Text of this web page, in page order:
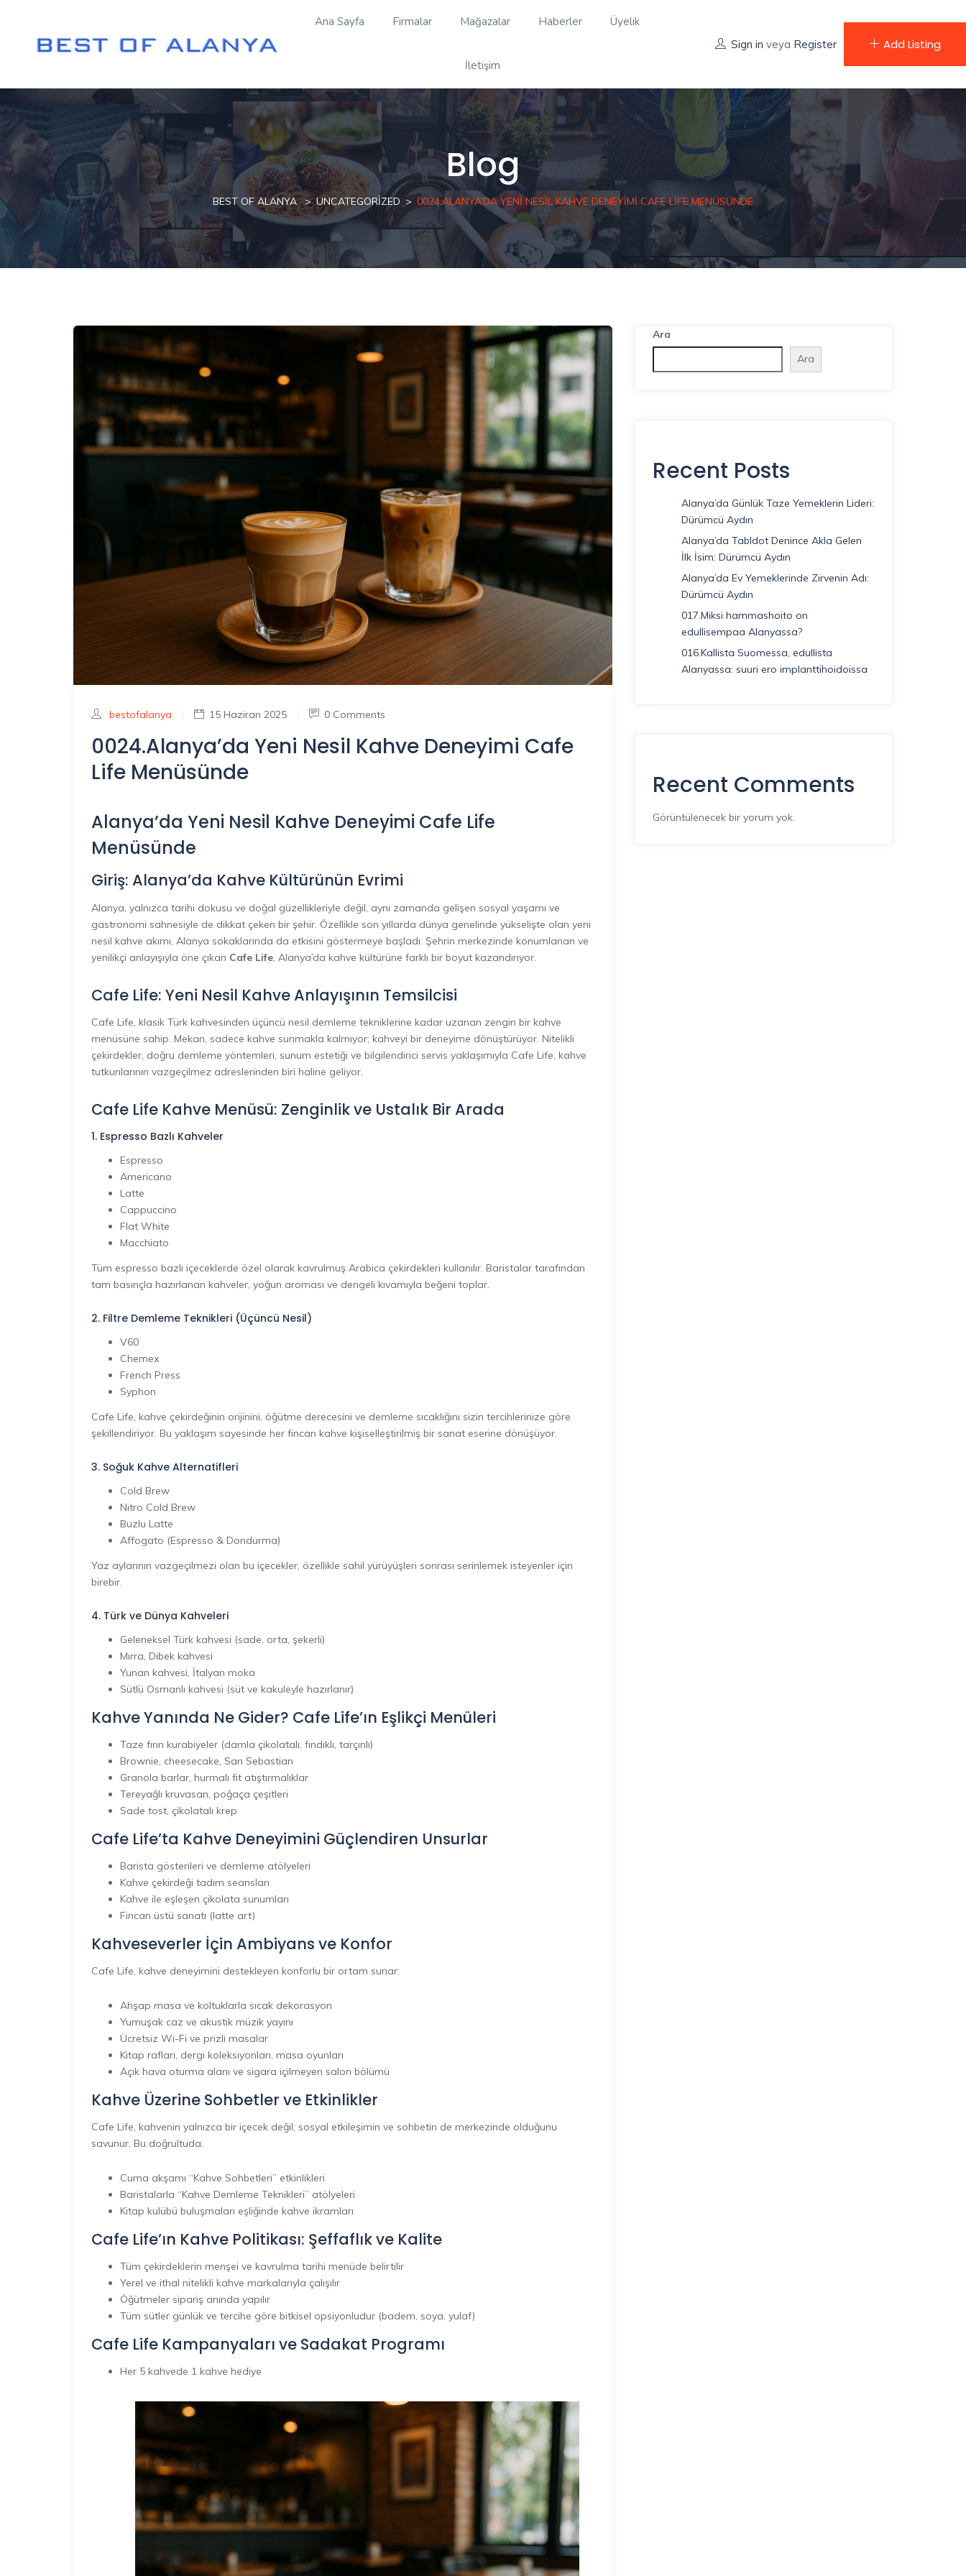
Ana Sayfa Firmalar Mağazalar Haberler Üyelik
İletişim
Sign in veya Register Add Listing
Blog
BEST OF ALANYA UNCATEGORIZED 0024.ALANYA’DA YENI NESIL KAHVE DENEYIMI CAFE LIFE MENÜSÜNDE
bestofalanya 15 Haziran 2025 0 Comments
0024.Alanya’da Yeni Nesil Kahve Deneyimi Cafe
Life Menüsünde
Alanya’da Yeni Nesil Kahve Deneyimi Cafe Life
Menüsünde
Giriş: Alanya’da Kahve Kültürünün Evrimi
Alanya, yalnızca tarihi dokusu ve doğal güzellikleriyle değil, aynı zamanda gelişen sosyal yaşamı ve
gastronomi sahnesiyle de dikkat çeken bir şehir. Özellikle son yıllarda dünya genelinde yükselişte olan yeni
nesil kahve akımı, Alanya sokaklarında da etkisini göstermeye başladı. Şehrin merkezinde konumlanan ve
yenilikçi anlayışıyla öne çıkan Cafe Life, Alanya’da kahve kültürüne farklı bir boyut kazandırıyor.
Cafe Life: Yeni Nesil Kahve Anlayışının Temsilcisi
Cafe Life, klasik Türk kahvesinden üçüncü nesil demleme tekniklerine kadar uzanan zengin bir kahve
menüsüne sahip. Mekan, sadece kahve sunmakla kalmıyor; kahveyi bir deneyime dönüştürüyor. Nitelikli
çekirdekler, doğru demleme yöntemleri, sunum estetiği ve bilgilendirici servis yaklaşımıyla Cafe Life, kahve
tutkunlarının vazgeçilmez adreslerinden biri haline geliyor.
Cafe Life Kahve Menüsü: Zenginlik ve Ustalık Bir Arada
1. Espresso Bazlı Kahveler
Espresso
Americano
Latte
Cappuccino
Flat White
Macchiato
Tüm espresso bazlı içeceklerde özel olarak kavrulmuş Arabica çekirdekleri kullanılır. Baristalar tarafından
tam basınçla hazırlanan kahveler, yoğun aroması ve dengeli kıvamıyla beğeni toplar.
2. Filtre Demleme Teknikleri (Üçüncü Nesil)
V60
Chemex
French Press
Syphon
Cafe Life, kahve çekirdeğinin orijinini, öğütme derecesini ve demleme sıcaklığını sizin tercihlerinize göre
şekillendiriyor. Bu yaklaşım sayesinde her fincan kahve kişiselleştirilmiş bir sanat eserine dönüşüyor.
3. Soğuk Kahve Alternatifleri
Cold Brew
Nitro Cold Brew
Buzlu Latte
Affogato (Espresso & Dondurma)
Yaz aylarının vazgeçilmezi olan bu içecekler, özellikle sahil yürüyüşleri sonrası serinlemek isteyenler için
birebir.
4. Türk ve Dünya Kahveleri
Geleneksel Türk kahvesi (sade, orta, şekerli)
Mırra, Dibek kahvesi
Yunan kahvesi, İtalyan moka
Sütlü Osmanlı kahvesi (süt ve kakuleyle hazırlanır)
Kahve Yanında Ne Gider? Cafe Life’ın Eşlikçi Menüleri
Taze fırın kurabiyeler (damla çikolatalı, fındıklı, tarçınlı)
Brownie, cheesecake, San Sebastian
Granola barlar, hurmalı fit atıştırmalıklar
Tereyağlı kruvasan, poğaça çeşitleri
Sade tost, çikolatalı krep
Cafe Life’ta Kahve Deneyimini Güçlendiren Unsurlar
Barista gösterileri ve demleme atölyeleri
Kahve çekirdeği tadım seansları
Kahve ile eşleşen çikolata sunumları
Fincan üstü sanatı (latte art)
Kahveseverler İçin Ambiyans ve Konfor
Cafe Life, kahve deneyimini destekleyen konforlu bir ortam sunar:
Ahşap masa ve koltuklarla sıcak dekorasyon
Yumuşak caz ve akustik müzik yayını
Ücretsiz Wi-Fi ve prizli masalar
Kitap rafları, dergi koleksiyonları, masa oyunları
Açık hava oturma alanı ve sigara içilmeyen salon bölümü
Kahve Üzerine Sohbetler ve Etkinlikler
Cafe Life, kahvenin yalnızca bir içecek değil; sosyal etkileşimin ve sohbetin de merkezinde olduğunu
savunur. Bu doğrultuda:
Cuma akşamı “Kahve Sohbetleri” etkinlikleri
Baristalarla “Kahve Demleme Teknikleri” atölyeleri
Kitap kulübü buluşmaları eşliğinde kahve ikramları
Cafe Life’ın Kahve Politikası: Şeffaflık ve Kalite
Tüm çekirdeklerin menşei ve kavrulma tarihi menüde belirtilir
Yerel ve ithal nitelikli kahve markalarıyla çalışılır
Öğütmeler sipariş anında yapılır
Tüm sütler günlük ve tercihe göre bitkisel opsiyonludur (badem, soya, yulaf)
Cafe Life Kampanyaları ve Sadakat Programı
Her 5 kahvede 1 kahve hediye
Ara
Ara
Recent Posts
Alanya’da Günlük Taze Yemeklerin Lideri:
Dürümcü Aydın
Alanya’da Tabldot Denince Akla Gelen
İlk İsim: Dürümcü Aydın
Alanya’da Ev Yemeklerinde Zirvenin Adı:
Dürümcü Aydın
017.Miksi hammashoito on
edullisempaa Alanyassa?
016.Kallista Suomessa, edullista
Alanyassa: suuri ero implanttihoidoissa
Recent Comments
Görüntülenecek bir yorum yok.